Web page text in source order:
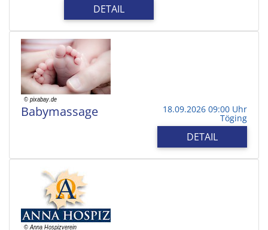
DETAIL
Babymassage 18.09.2026 09:00 Uhr
Töging
DETAIL